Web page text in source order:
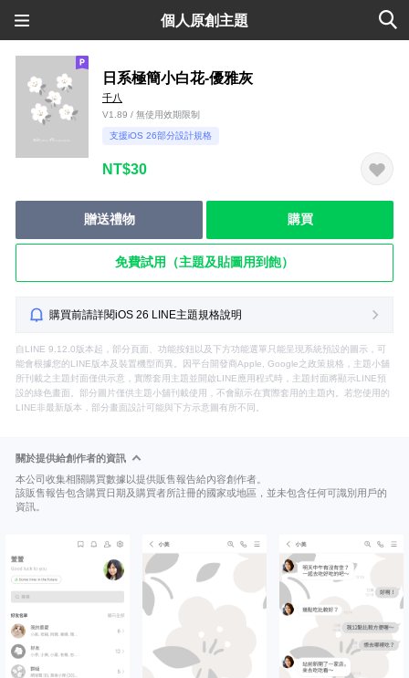
個人原創主題
日系極簡小白花-優雅灰
千八
V1.89 / 無使用效期限制
支援iOS 26部分設計規格
NT$30
贈送禮物 購買
免費試用（主題及貼圖用到飽）
購買前請詳閱iOS 26 LINE主題規格說明
自LINE 9.12.0版本起，部分頁面、功能按鈕以及下方功能選單只能呈現系統預設的圖示，可
能會根據您的LINE版本及裝置機型而異。因平台開發商Apple, Google之政策規格，主題小舖
所刊載之主題封面僅供示意，實際套用主題並開啟LINE應用程式時，主題封面將顯示LINE預
設的綠色畫面。部分圖片僅供主題小舖刊載使用，不會顯示在實際套用的主題內。若您使用的
LINE非最新版本，部分畫面設計可能與下方示意圖有所不同。
關於提供給創作者的資訊
本公司收集相關購買數據以提供販售報告給內容創作者。
該販售報告包含購買日期及購買者所註冊的國家或地區，並未包含任何可識別用戶的
資訊。